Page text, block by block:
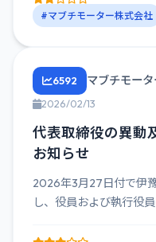
#マブチモーター株式会社
6592 マブチモー
2026/02/13
代表取締役の異動
お知らせ
2026年3月27日付で伊
し、役員および執行役